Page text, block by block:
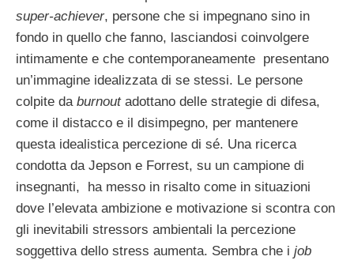
super-achiever, persone che si impegnano sino in
fondo in quello che fanno, lasciandosi coinvolgere
intimamente e che contemporaneamente presentano
un’immagine idealizzata di se stessi. Le persone
colpite da burnoutadottano delle strategie di difesa,
come il distacco e il disimpegno, per mantenere
questa idealistica percezione di sé. Una ricerca
condotta da Jepson e Forrest, su un campione di
insegnanti, ha messo in risalto come in situazioni
dove l’elevata ambizione e motivazione si scontra con
gli inevitabili stressors ambientali la percezione
soggettiva dello stress aumenta. Sembra che i job